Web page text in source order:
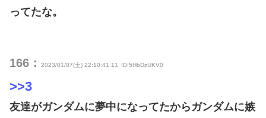
ってたな。
166： 2023/01/07(土) 22:10:41.11 ID:5HbDzUKV0
>>3
友達がガンダムに夢中になってたからガンダムに嫉